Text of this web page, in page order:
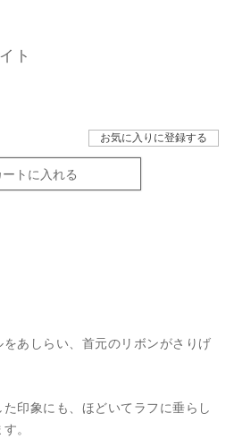
ト
お気に入りに登録する
ートに入れる
あしらい、首元のリボンがさりげ
印象にも、ほどいてラフに垂らし
。